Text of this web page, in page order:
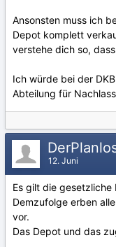
Ansonsten muss ich
Depot komplett
verstehe dich so,
Ich würde bei der
Abteilung für
12. Juni
Es gilt die gesetzliche
Demzufolge erben
vor.
Das Depot und das